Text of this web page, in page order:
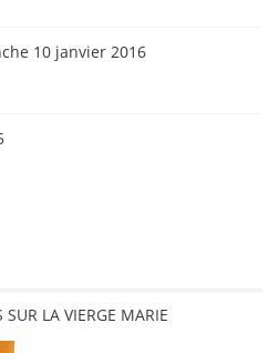
10 janvier 2016
LA VIERGE MARIE